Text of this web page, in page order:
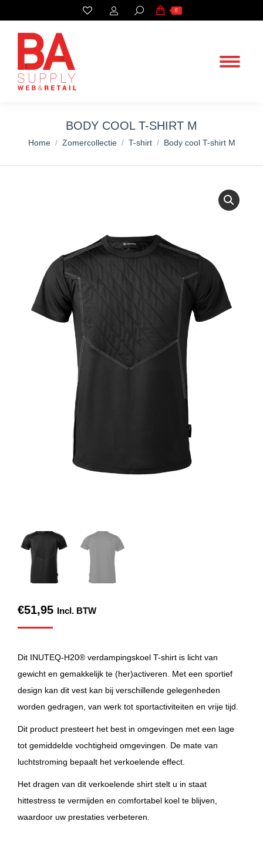
Search: 0
BODY COOL T-SHIRT M
You are here:
Home Zomercollectie T-shirt Body cool T-shirt M
€51,95 Incl. BTW
Dit INUTEQ-H20® verdampingskoel T-shirt is licht van
gewicht en gemakkelijk te (her)activeren. Met een sportief
design kan dit vest kan bij verschillende gelegenheden
worden gedragen, van werk tot sportactiviteiten en vrije tijd.
Dit product presteert het best in omgevingen met een lage
tot gemiddelde vochtigheid omgevingen. De mate van
luchtstroming bepaalt het verkoelende effect.
Het dragen van dit verkoelende shirt stelt u in staat
hittestress te vermijden en comfortabel koel te blijven,
waardoor uw prestaties verbeteren.